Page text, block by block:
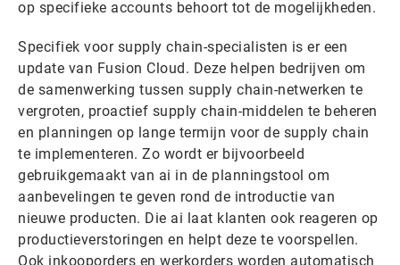
op specifieke accounts behoort tot de mogelijkheden.
Specifiek voor supply chain-specialisten is er een
update van Fusion Cloud. Deze helpen bedrijven om
de samenwerking tussen supply chain-netwerken te
vergroten, proactief supply chain-middelen te beheren
en planningen op lange termijn voor de supply chain
te implementeren. Zo wordt er bijvoorbeeld
gebruikgemaakt van ai in de planningstool om
aanbevelingen te geven rond de introductie van
nieuwe producten. Die ai laat klanten ook reageren op
productieverstoringen en helpt deze te voorspellen.
Ook inkooporders en werkorders worden automatisch